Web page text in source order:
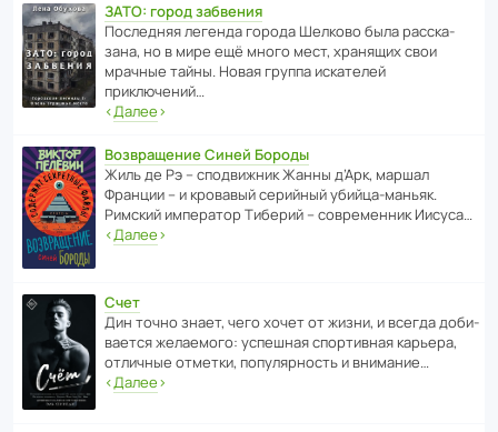
ЗАТО: город забвения
После­дняя легенда города Шелково была расска­
зана, но в мире ещё много мест, хранящих свои
мрачные тайны. Новая группа иска­телей
приключений…
‹Далее›
Возвращение Синей Бороды
Жиль де Рэ – спод­ви­жник Жанны д’Арк, маршал
Франции – и кровавый серийный убийца-маньяк.
Римский импе­ратор Тиберий – совре­менник Иисуса…
‹Далее›
Счет
Дин точно знает, чего хочет от жизни, и всегда доби­
ва­ется жела­е­мого: успе­шная спор­ти­вная карьера,
отли­чные отметки, попу­ля­р­ность и внимание…
‹Далее›